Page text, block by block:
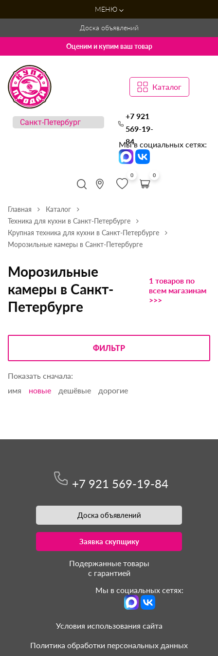
МЕНЮ
Доска объявлений
Оценим и купим ваш товар
Каталог
+7 921
569-19-
84
Мы в социальных сетях:
0 0
Главная
Каталог
Техника для кухни в Санкт-Петербурге
Крупная техника для кухни в Санкт-Петербурге
Морозильные камеры в Санкт-Петербурге
Морозильные
камеры в Санкт-
Петербурге
1 товаров по
всем магазинам
>>>
ФИЛЬТР
Показать сначала:
имя
новые дешёвые дорогие
+7 921 569-19-84
Доска объявлений
Заявка скупщику
Подержанные товары
с гарантией
Мы в социальных сетях:
Условия использования сайта
Политика обработки персональных данных